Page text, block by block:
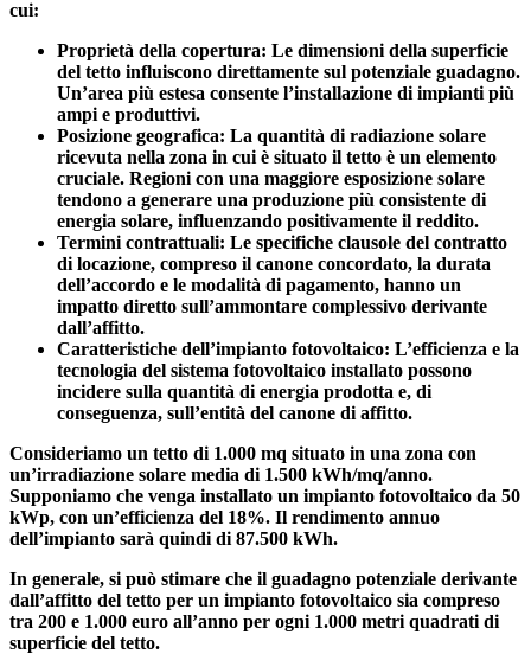
cui:
Proprietà della copertura: Le dimensioni della superficie
del tetto influiscono direttamente sul potenziale guadagno.
Un’area più estesa consente l’installazione di impianti più
ampi e produttivi.
Posizione geografica: La quantità di radiazione solare
ricevuta nella zona in cui è situato il tetto è un elemento
cruciale. Regioni con una maggiore esposizione solare
tendono a generare una produzione più consistente di
energia solare, influenzando positivamente il reddito.
Termini contrattuali: Le specifiche clausole del contratto
di locazione, compreso il canone concordato, la durata
dell’accordo e le modalità di pagamento, hanno un
impatto diretto sull’ammontare complessivo derivante
dall’affitto.
Caratteristiche dell’impianto fotovoltaico: L’efficienza e la
tecnologia del sistema fotovoltaico installato possono
incidere sulla quantità di energia prodotta e, di
conseguenza, sull’entità del canone di affitto.
Consideriamo un tetto di 1.000 mq situato in una zona con
un’irradiazione solare media di 1.500 kWh/mq/anno.
Supponiamo che venga installato un impianto fotovoltaico da 50
kWp, con un’efficienza del 18%. Il rendimento annuo
dell’impianto sarà quindi di 87.500 kWh.
In generale, si può stimare che il guadagno potenziale derivante
dall’affitto del tetto per un impianto fotovoltaico sia compreso
tra 200 e 1.000 euro all’anno per ogni 1.000 metri quadrati di
superficie del tetto.